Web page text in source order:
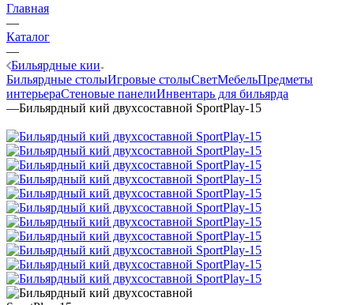
Главная
—
Каталог
—
Бильярдные кии
Бильярдные столыИгровые столыСветМебельПредметы
интерьераСтеновые панелиИнвентарь для бильярда
—Бильярдный кий двухсоставной SportPlay-15